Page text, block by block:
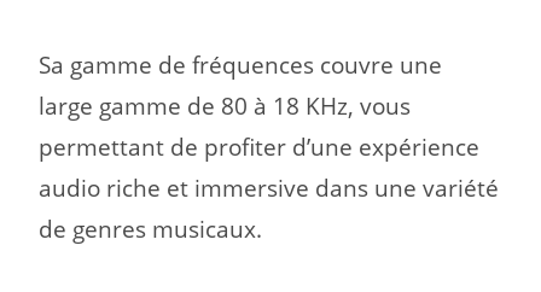
Sa gamme de fréquences couvre une
large gamme de 80 à 18 KHz,vous
permettant de profiter d’une expérience
audio riche et immersive dans une variété
de genres musicaux.